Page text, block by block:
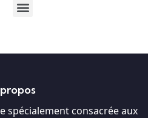
spécialement consacrée aux